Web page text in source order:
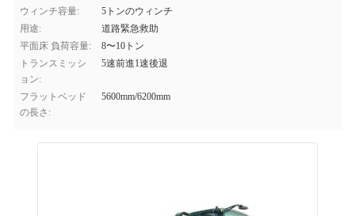
ウィンチ容量:
5トンのウィンチ
用途:
道路緊急救助
平面床 負荷容量:
8〜10トン
トランスミッシ
ョン:
5速前進1速後退
フラットベッド
の長さ:
5600mm/6200mm